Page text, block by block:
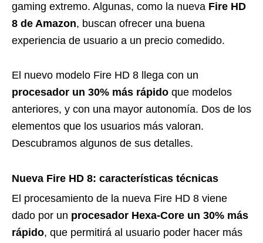
gaming extremo. Algunas, como la nueva Fire HD
8 de Amazon, buscan ofrecer una buena
experiencia de usuario a un precio comedido.
El nuevo modelo Fire HD 8 llega con un
procesador un 30% más rápido que modelos
anteriores, y con una mayor autonomía. Dos de los
elementos que los usuarios más valoran.
Descubramos algunos de sus detalles.
Nueva Fire HD 8: características técnicas
El procesamiento de la nueva Fire HD 8 viene
dado por un procesador Hexa-Core un 30% más
rápido, que permitirá al usuario poder hacer más